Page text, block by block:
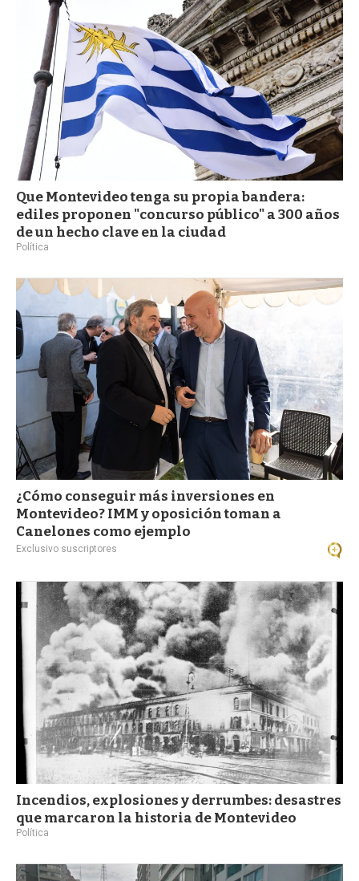
Que Montevideo tenga su propia bandera:
ediles proponen "concurso público" a 300 años
de un hecho clave en la ciudad
Política
¿Cómo conseguir más inversiones en
Montevideo? IMM y oposición toman a
Canelones como ejemplo
Exclusivo suscriptores
Incendios, explosiones y derrumbes: desastres
que marcaron la historia de Montevideo
Política